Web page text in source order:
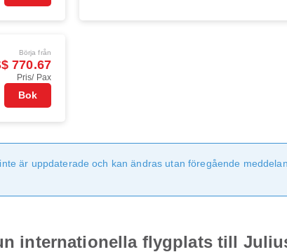
Börja från
770.67
Pris/ Pax
Bok
är uppdaterade och kan ändras utan föregående
internationella flygplats till